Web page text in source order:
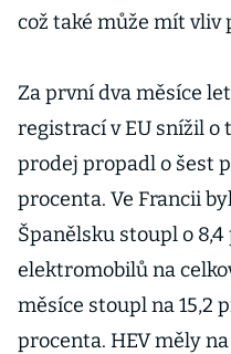
což také může mít vliv
Za první dva měsíce
registrací v EU snížil o
prodej propadl o šest
procenta. Ve Francii
Španělsku stoupl o
elektromobilů na
měsíce stoupl na 15,2
procenta. HEV měly